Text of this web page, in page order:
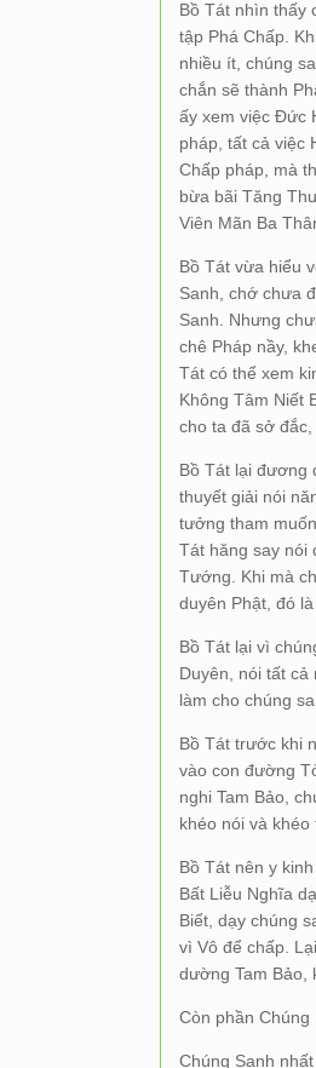
Bồ Tát nhìn thấy
tập Phá Chấp.
nhiều ít, chúng
chắn sẽ thành
ấy xem việc Đức
pháp, tất cả việc
Chấp pháp, mà
bừa bãi Tăng
Viên Mãn Ba
Bồ Tát vừa hiểu
Sanh, chớ chưa
Sanh. Nhưng
chê Pháp nầy,
Tát có thể xem
Không Tâm Niết
cho ta đã sở
Bồ Tát lại đương
thuyết giải nói
tưởng tham
Tát hăng say nói
Tướng. Khi mà
duyên Phật, đó
Bồ Tát lại vì
Duyên, nói tất
làm cho chúng
Bồ Tát trước khi
vào con đường
nghi Tam Bảo,
khéo nói và khéo
Bồ Tát nên y
Bất Liễu Nghĩa
Biết, dạy chúng
vì Vô để chấp.
dường Tam Bảo,
Còn phần
Chúng Sanh